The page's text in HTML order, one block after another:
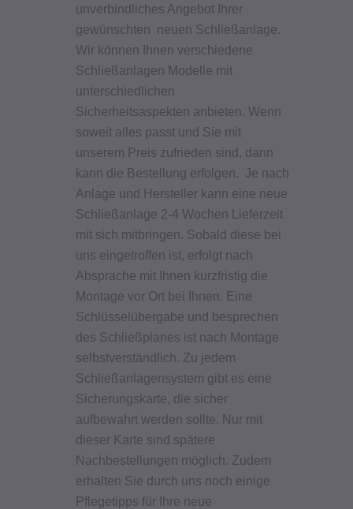
unverbindliches Angebot Ihrer
gewünschten neuen Schließanlage.
Wir können Ihnen verschiedene
Schließanlagen Modelle mit
unterschiedlichen
Sicherheitsaspekten anbieten. Wenn
soweit alles passt und Sie mit
unserem Preis zufrieden sind, dann
kann die Bestellung erfolgen. Je nach
Anlage und Hersteller kann eine neue
Schließanlage 2-4 Wochen Lieferzeit
mit sich mitbringen. Sobald diese bei
uns eingetroffen ist, erfolgt nach
Absprache mit Ihnen kurzfristig die
Montage vor Ort bei Ihnen. Eine
Schlüsselübergabe und besprechen
des Schließplanes ist nach Montage
selbstverständlich. Zu jedem
Schließanlagensystem gibt es eine
Sicherungskarte, die sicher
aufbewahrt werden sollte. Nur mit
dieser Karte sind spätere
Nachbestellungen möglich. Zudem
erhalten Sie durch uns noch einige
Pflegetipps für Ihre neue